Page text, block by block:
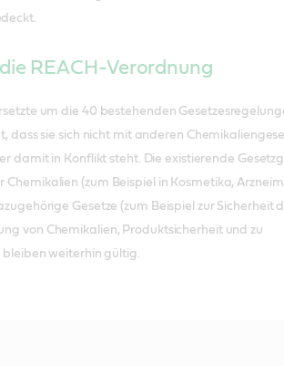
REACH-Verordnung
um die 40 bestehenden
dass sie sich nicht mit anderen
damit in Konflikt steht. Die existierende
Chemikalien (zum Beispiel in Kosmetika,
Gesetze (zum Beispiel zur Sicherheit
von Chemikalien, Produktsicherheit und zu
bleiben weiterhin gültig.